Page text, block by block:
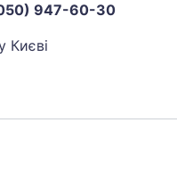
947-60-30
Києві